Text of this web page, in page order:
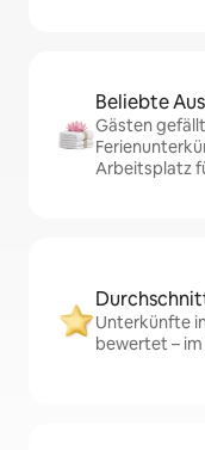
Beliebte
Gästen
Arbeitsplatz
Unterkünfte
bewertet –